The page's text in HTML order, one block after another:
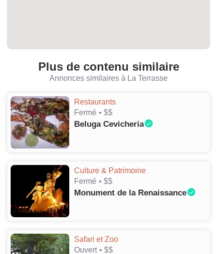
Plus de contenu similaire
Annonces similaires à La Terrasse
Restaurants
Fermé • $$
Beluga Cevicheria
Culture & Patrimoine
Fermé • $$
Monument de la Renaissance
Safari et Zoo
Ouvert • $$